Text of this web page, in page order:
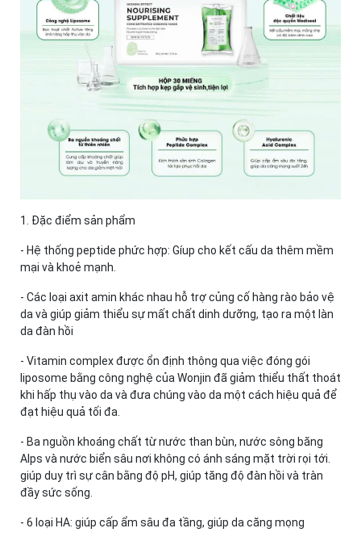
1. Đặc điểm sản phẩm
- Hệ thống peptide phức hợp: Gíup cho kết cấu da thêm mềm
mại và khoẻ mạnh.
- Các loại axit amin khác nhau hỗ trợ củng cố hàng rào bảo vệ
da và giúp giảm thiểu sự mất chất dinh dưỡng, tạo ra một làn
da đàn hồi
- Vitamin complex được ổn định thông qua việc đóng gói
liposome bằng công nghệ của Wonjin đã giảm thiểu thất thoát
khi hấp thụ vào da và đưa chúng vào da một cách hiệu quả để
đạt hiệu quả tối đa.
- Ba nguồn khoáng chất từ nước than bùn, nước sông băng
Alps và nước biển sâu nơi không có ánh sáng mặt trời rọi tới.
giúp duy trì sự cân bằng độ pH, giúp tăng độ đàn hồi và tràn
đầy sức sống.
- 6 loại HA: giúp cấp ẩm sâu đa tầng, giúp da căng mọng